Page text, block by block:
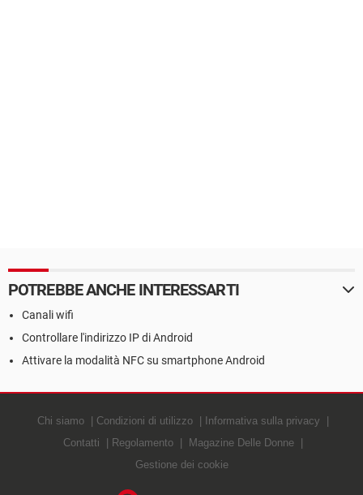
POTREBBE ANCHE INTERESSARTI
Canali wifi
Controllare l'indirizzo IP di Android
Attivare la modalità NFC su smartphone Android
Chi siamo Condizioni di utilizzo
Informativa sulla privacy
Contatti
Regolamento
Magazine Delle Donne
Gestione dei cookie